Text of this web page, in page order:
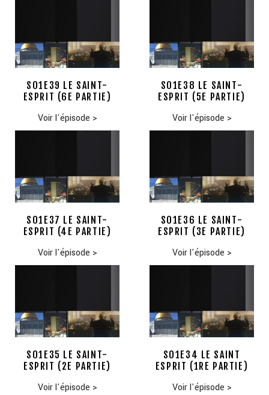
S01E39 LE SAINT-
ESPRIT (6E PARTIE)
Voir l'épisode >
S01E38 LE SAINT-
ESPRIT (5E PARTIE)
Voir l'épisode >
S01E37 LE SAINT-
ESPRIT (4E PARTIE)
Voir l'épisode >
S01E36 LE SAINT-
ESPRIT (3E PARTIE)
Voir l'épisode >
S01E35 LE SAINT-
ESPRIT (2E PARTIE)
Voir l'épisode >
S01E34 LE SAINT
ESPRIT (1RE PARTIE)
Voir l'épisode >